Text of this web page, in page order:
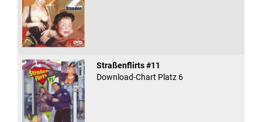
Straßenflirts #11
Download-Chart Platz 6